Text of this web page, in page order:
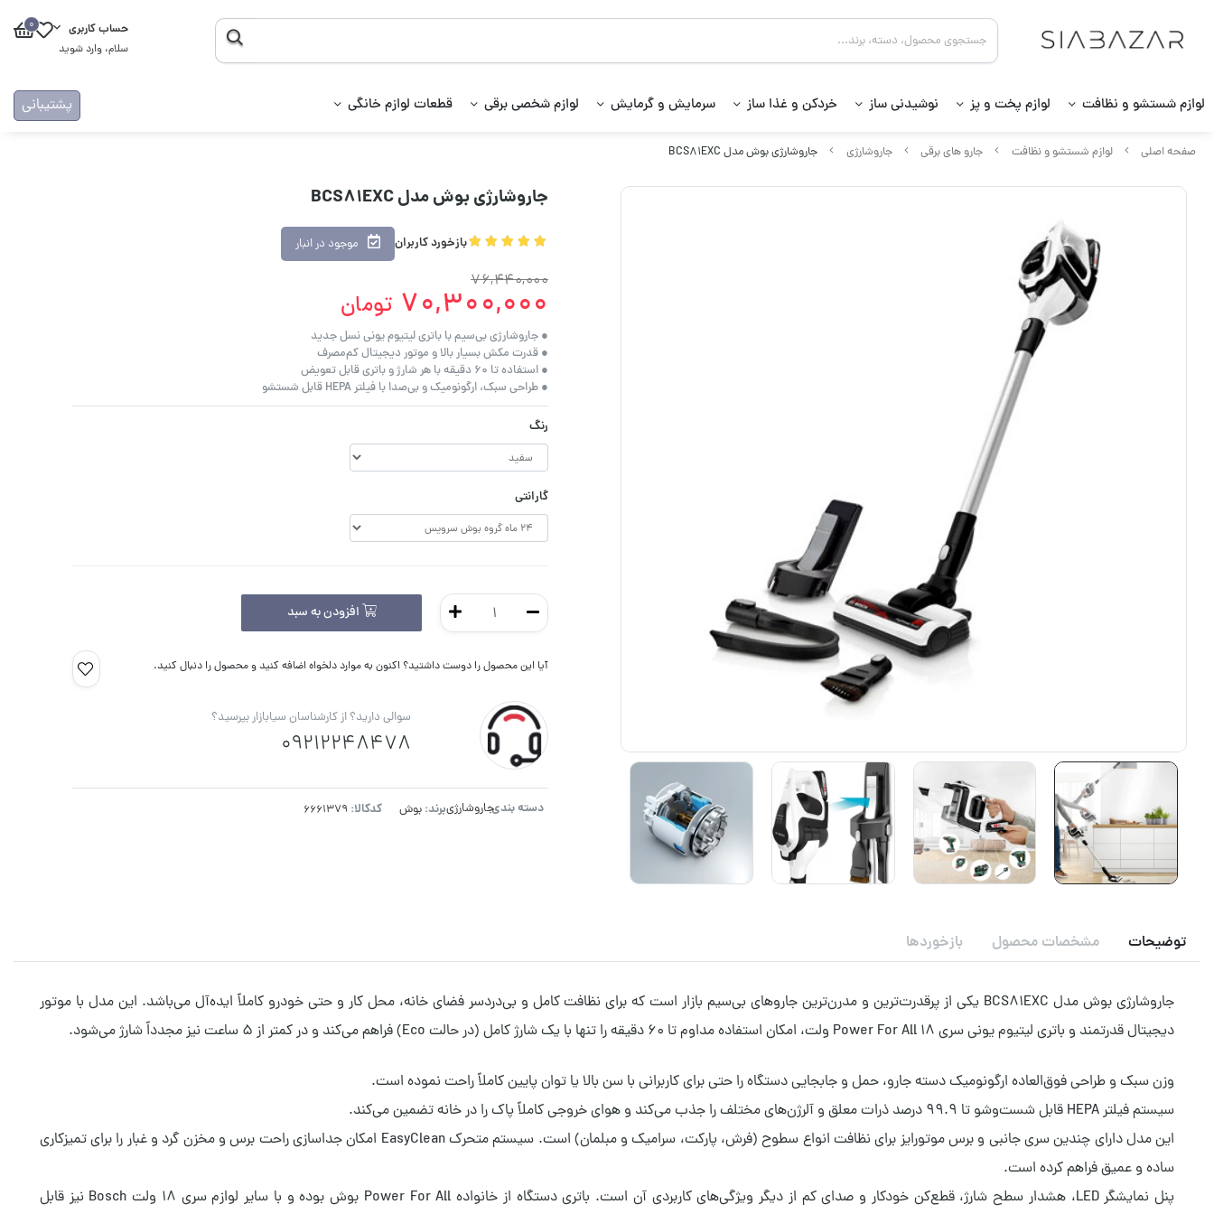
حساب کاربری
سلام، وارد شوید
0
لوازم شستشو و نظافت لوازم پخت و پز نوشیدنی ساز خردکن و غذا ساز سرمایش و گرمایش لوازم شخصی برقی قطعات لوازم خانگی پشتیبانی
صفحه اصلی لوازم شستشو و نظافت جارو های برقی جاروشارژی جاروشارژی بوش مدل BCS81EXC
جاروشارژی بوش مدل BCS81EXC
بازخورد کاربران موجود در انبار
76,440,000
70,300,000 تومان
● جاروشارژی بی‌سیم با باتری لیتیوم یونی نسل جدید
● قدرت مکش بسیار بالا و موتور دیجیتال کم‌مصرف
● استفاده تا ۶۰ دقیقه با هر شارژ و باتری قابل تعویض
● طراحی سبک، ارگونومیک و بی‌صدا با فیلتر HEPA قابل شستشو
رنگ
گارانتی
افزودن به سبد
آیا این محصول را دوست داشتید؟ اکنون به موارد دلخواه اضافه کنید و محصول را دنبال کنید.
سوالی دارید؟ از کارشناسان سیابازار بپرسید؟
09212248478
دسته بندی:جاروشارژیبرند: بوش کدکالا:
توضیحات مشخصات محصول بازخوردها
جاروشارژی بوش مدل BCS81EXC یکی از پرقدرت‌ترین و مدرن‌ترین جاروهای بی‌سیم بازار است که برای نظافت کامل و بی‌دردسر فضای خانه، محل کار و حتی خودرو کاملاً ایده‌آل می‌باشد. این مدل با موتور
دیجیتال قدرتمند و باتری لیتیوم یونی سری Power For All 18 ولت، امکان استفاده مداوم تا ۶۰ دقیقه را تنها با یک شارژ کامل (در حالت Eco) فراهم می‌کند و در کمتر از ۵ ساعت نیز مجدداً شارژ می‌شود.
وزن سبک و طراحی فوق‌العاده ارگونومیک دسته جارو، حمل و جابجایی دستگاه را حتی برای کاربرانی با سن بالا یا توان پایین کاملاً راحت نموده است.
سیستم فیلتر HEPA قابل شست‌وشو تا ۹۹.۹ درصد ذرات معلق و آلرژن‌های مختلف را جذب می‌کند و هوای خروجی کاملاً پاک را در خانه تضمین می‌کند.
این مدل دارای چندین سری جانبی و برس موتورایز برای نظافت انواع سطوح (فرش، پارکت، سرامیک و مبلمان) است. سیستم متحرک EasyClean امکان جداسازی راحت برس و مخزن گرد و غبار را برای تمیزکاری
ساده و عمیق فراهم کرده است.
پنل نمایشگر LED، هشدار سطح شارژ، قطع‌کن خودکار و صدای کم از دیگر ویژگی‌های کاربردی آن است. باتری دستگاه از خانواده Power For All بوش بوده و با سایر لوازم سری ۱۸ ولت Bosch نیز قابل